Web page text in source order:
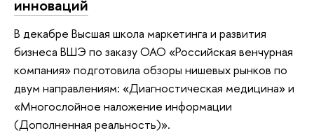
инноваций
В декабре Высшая школа маркетинга и развития
бизнеса ВШЭ по заказу ОАО «Российская венчурная
компания» подготовила обзоры нишевых рынков по
двум направлениям: «Диагностическая медицина» и
«Многослойное наложение информации
(Дополненная реальность)».